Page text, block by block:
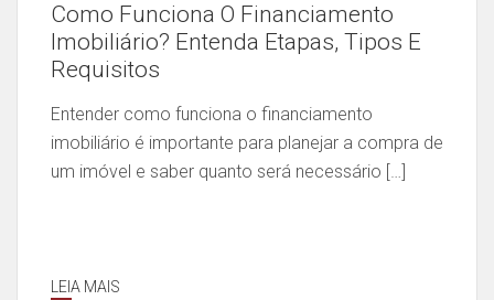
Como Funciona O Financiamento
Imobiliário? Entenda Etapas, Tipos E
Requisitos
Entender como funciona o financiamento
imobiliário é importante para planejar a compra de
um imóvel e saber quanto será necessário […]
LEIA MAIS